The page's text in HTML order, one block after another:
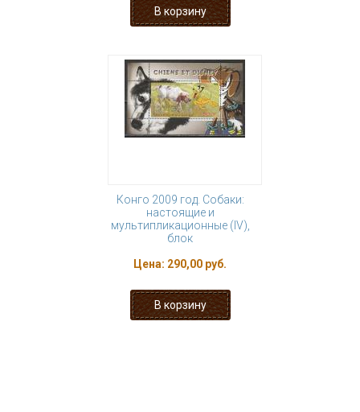
Конго 2009 год. Собаки:
настоящие и
мультипликационные (IV),
блок
Цена: 290,00 руб.